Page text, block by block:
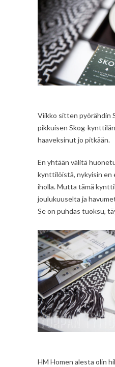
Viikko sitten pyörähdin
pikkuisen Skog-
haaveksinut jo pitkään.
En yhtään välitä
kynttilöistä, nykyisin en
iholla. Mutta tämä
joulukuuselta ja
Se on puhdas tuoksu,
HM Homen alesta olin